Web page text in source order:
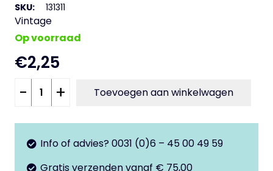
SKU: 131311
Vintage
Op voorraad
€2,25
Kroon
wielmoer
PK50
- + Toevoegen aan winkelwagen
Info of advies? 0031 (0)6 – 45 00 49 59
Gratis verzenden vanaf € 75,00